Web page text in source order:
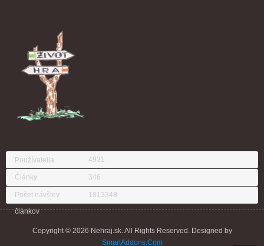
Používatelia 4931
Články 346
Počet návštev
článkov
1813348
Copyright © 2026 Nehraj.sk. All Rights Reserved. Designed by
SmartAddons.Com